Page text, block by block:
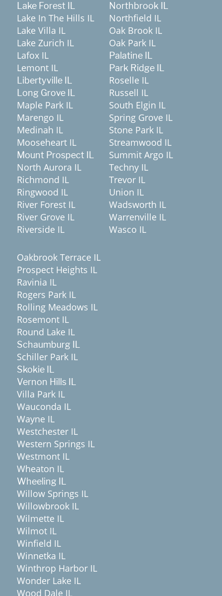
Lake Forest IL
Lake In The Hills IL
Lake Villa IL
Lake Zurich IL
Lafox IL
Lemont IL
Libertyville IL
Long Grove IL
Maple Park IL
Marengo IL
Medinah IL
Mooseheart IL
Mount Prospect IL
North Aurora IL
Richmond IL
Ringwood IL
River Forest IL
River Grove IL
Riverside IL
Northbrook IL
Northfield IL
Oak Brook IL
Oak Park IL
Palatine IL
Park Ridge IL
Roselle IL
Russell IL
South Elgin IL
Spring Grove IL
Stone Park IL
Streamwood IL
Summit Argo IL
Techny IL
Trevor IL
Union IL
Wadsworth IL
Warrenville IL
Wasco IL
Oakbrook Terrace IL
Prospect Heights IL
Ravinia IL
Rogers Park IL
Rolling Meadows IL
Rosemont IL
Round Lake IL
Schaumburg IL
Schiller Park IL
Skokie IL
Vernon Hills IL
Villa Park IL
Wauconda IL
Wayne IL
Westchester IL
Western Springs IL
Westmont IL
Wheaton IL
Wheeling IL
Willow Springs IL
Willowbrook IL
Wilmette IL
Wilmot IL
Winfield IL
Winnetka IL
Winthrop Harbor IL
Wonder Lake IL
Wood Dale IL